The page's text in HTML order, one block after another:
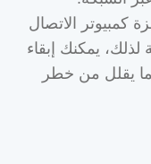
كمبيوتر الاتصال
يمكنك إبقاء
يقلل من خطر